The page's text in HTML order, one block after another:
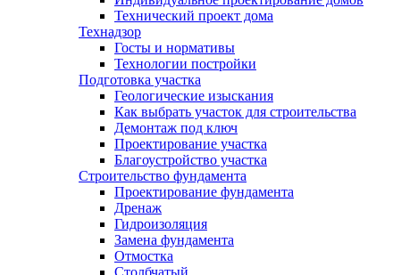
Технический проект дома
Технадзор
Госты и нормативы
Технологии постройки
Подготовка участка
Геологические изыскания
Как выбрать участок для строительства
Демонтаж под ключ
Проектирование участка
Благоустройство участка
Строительство фундамента
Проектирование фундамента
Дренаж
Гидроизоляция
Замена фундамента
Отмостка
Столбчатый